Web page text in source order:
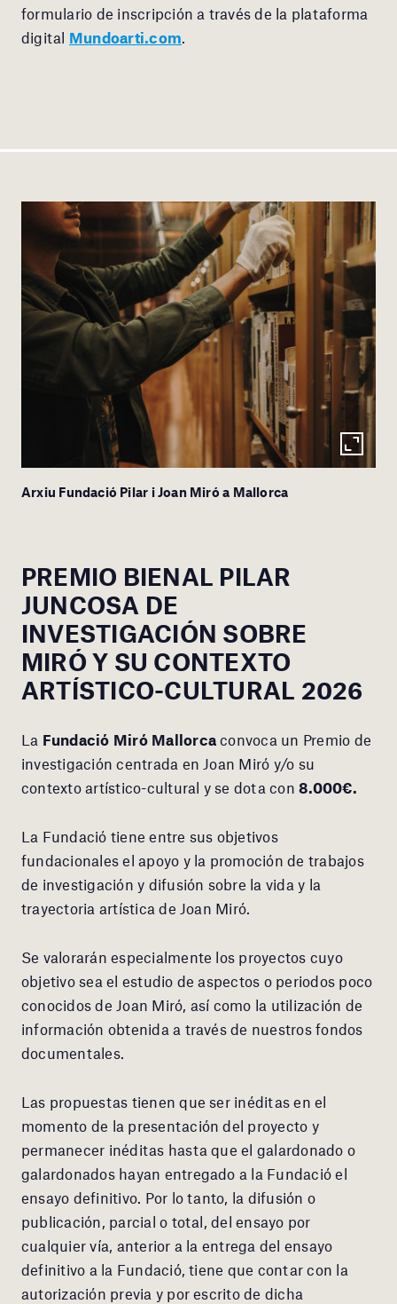
formulario de inscripción a través de la plataforma
digital Mundoarti.com
Arxiu Fundació Pilar i Joan Miró a Mallorca
PREMIO BIENAL PILAR
JUNCOSA DE
INVESTIGACIÓN SOBRE
MIRÓ Y SU CONTEXTO
ARTÍSTICO-CULTURAL 2026
La Fundació Miró Mallorca convoca un Premio de
investigación centrada en Joan Miró y/o su
contexto artístico-cultural y se dota con8.000€.
La Fundació tiene entre sus objetivos
fundacionales el apoyo y la promoción de trabajos
de investigación y difusión sobre la vida y la
trayectoria artística de Joan Miró.
Se valorarán especialmente los proyectos cuyo
objetivo sea el estudio de aspectos o periodos poco
conocidos de Joan Miró, así como la utilización de
información obtenida a través de nuestros fondos
documentales.
Las propuestas tienen que ser inéditas en el
momento de la presentación del proyecto y
permanecer inéditas hasta que el galardonado o
galardonados hayan entregado a la Fundació el
ensayo definitivo. Por lo tanto, la difusión o
publicación, parcial o total, del ensayo por
cualquier vía, anterior a la entrega del ensayo
definitivo a la Fundació, tiene que contar con la
autorización previa y por escrito de dicha